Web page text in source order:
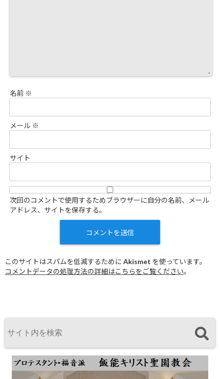
名前 ※
メール ※
サイト
次回のコメントで使用するためブラウザーに自分の名前、メール
アドレス、サイトを保存する。
このサイトはスパムを低減するために Akismet を使っています。
コメントデータの処理方法の詳細はこちらをご覧ください。